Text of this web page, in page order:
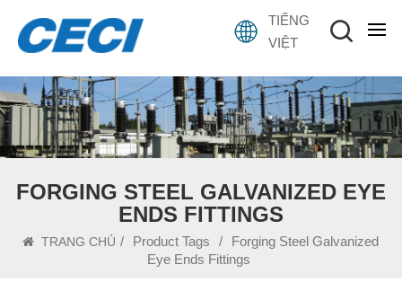
TIẾNG
VIỆT
FORGING STEEL GALVANIZED EYE
ENDS FITTINGS
TRANG CHỦ / Product Tags /
Forging Steel Galvanized
Eye Ends Fittings